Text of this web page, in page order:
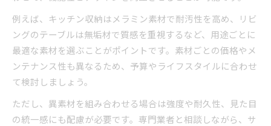
例えば、キッチン収納はメラミン素材で耐汚性を高め、リビ
ングのテーブルは無垢材で質感を重視するなど、用途ごとに
最適な素材を選ぶことがポイントです。素材ごとの価格やメ
ンテナンス性も異なるため、予算やライフスタイルに合わせ
て検討しましょう。
ただし、異素材を組み合わせる場合は強度や耐久性、見た目
の統一感にも配慮が必要です。専門業者と相談しながら、サ